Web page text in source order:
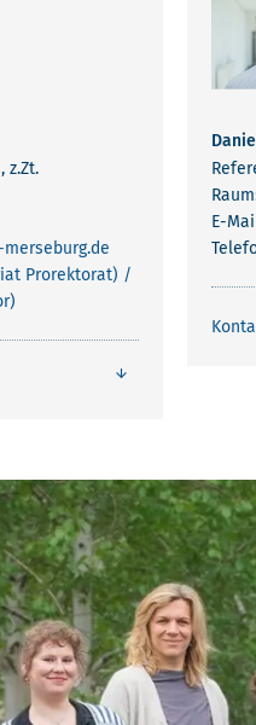
z.Zt.
merseburg.de
Prorektorat) /
E-